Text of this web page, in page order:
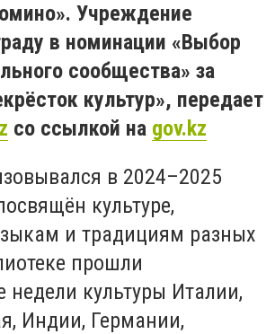
Учреждение
в номинации «Выбор
сообщества» за
культур», передает
со ссылкой на gov.kz
в 2024–2025
культуре,
и традициям разных
прошли
недели культуры Италии,
Индии, Германии,